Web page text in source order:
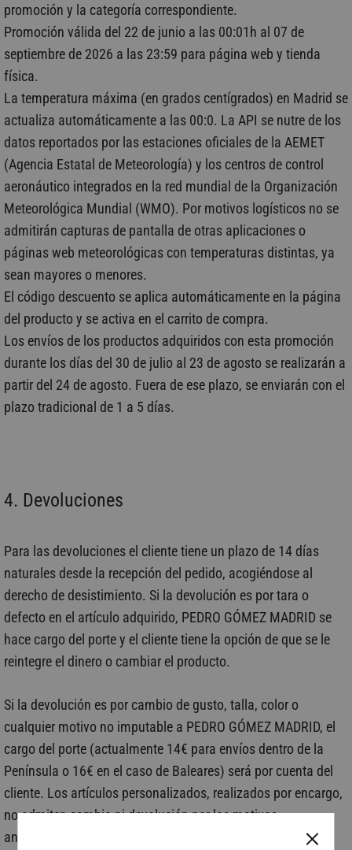
promoción y la categoría correspondiente.
Promoción válida del 22 de junio a las 00:01h al 07 de
septiembre de 2026 a las 23:59 para página web y tienda
física.
La temperatura máxima (en grados centígrados) en Madrid se
actualiza automáticamente a las 00:0. La API se nutre de los
datos reportados por las estaciones oficiales de la AEMET
(Agencia Estatal de Meteorología) y los centros de control
aeronáutico integrados en la red mundial de la Organización
Meteorológica Mundial (WMO). Por motivos logísticos no se
admitirán capturas de pantalla de otras aplicaciones o
páginas web meteorológicas con temperaturas distintas, ya
sean mayores o menores.
El código descuento se aplica automáticamente en la página
del producto y se activa en el carrito de compra.
Los envíos de los productos adquiridos con esta promoción
durante los días del 30 de julio al 23 de agosto se realizarán a
partir del 24 de agosto. Fuera de ese plazo, se enviarán con el
plazo tradicional de 1 a 5 días.
4. Devoluciones
Para las devoluciones el cliente tiene un plazo de 14 días
naturales desde la recepción del pedido, acogiéndose al
derecho de desistimiento. Si la devolución es por tara o
defecto en el artículo adquirido, PEDRO GÓMEZ MADRID se
hace cargo del porte y el cliente tiene la opción de que se le
reintegre el dinero o cambiar el producto.
Si la devolución es por cambio de gusto, talla, color o
cualquier motivo no imputable a PEDRO GÓMEZ MADRID, el
cargo del porte (actualmente 14€ para envíos dentro de la
Península o 16€ en el caso de Baleares) será por cuenta del
cliente. Los artículos personalizados, realizados por encargo,
no admiten cambio ni devolución por los motivos
anteriormente mencionados en este párrafo, a no ser que